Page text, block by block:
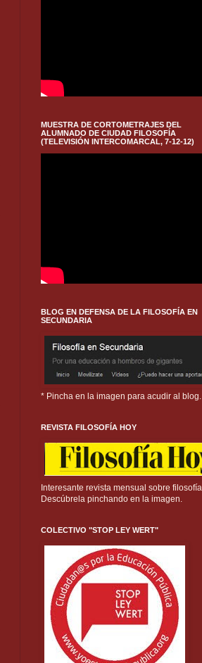
MUESTRA DE CORTOMETRAJES DEL
ALUMNADO DE CIUDAD FILOSOFÍA
(TELEVISIÓN INTERCOMARCAL, 7-12-12)
BLOG EN DEFENSA DE LA FILOSOFÍA EN
SECUNDARIA
* Pincha en la imagen para acudir al blog.
REVISTA FILOSOFÍA HOY
Interesante revista mensual sobre filosofía.
Descúbrela pinchando en la imagen.
COLECTIVO "STOP LEY WERT"